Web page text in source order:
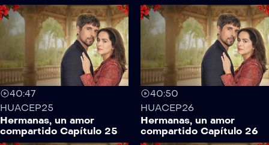
40:47
HUACEP25
Hermanas, un amor
compartido Capítulo 25
40:50
HUACEP26
Hermanas, un amor
compartido Capítulo 26